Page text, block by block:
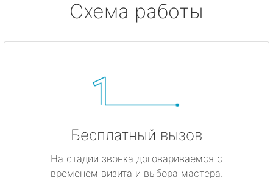
Схема работы
Бесплатный вызов
На стадии звонка договариваемся с
временем визита и выбора мастера.